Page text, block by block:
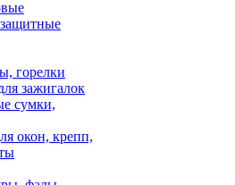
горелки
зажигалок
сумки,
окон, крепп,